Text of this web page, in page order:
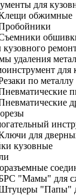
для
обжимные
удаления
для
по металлу
для
кузовные
"Мамы" для
"Папы"